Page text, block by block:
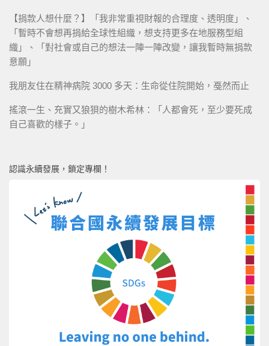
【捐款人想什麼？】「我非常重視財報的合理度、透明度」、
「暫時不會想再捐給全球性組織，想支持更多在地服務型組
織」、「對社會或自己的想法一陣一陣改變，讓我暫時無捐款
意願」
我朋友住在精神病院 3000 多天：生命從住院開始，戞然而止
搖滾一生、充實又狼狽的樹木希林：「人都會死，至少要死成
自己喜歡的樣子。」
認識永續發展，鎖定專欄！